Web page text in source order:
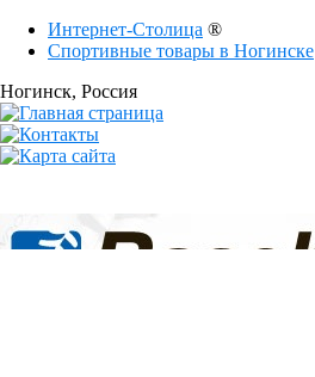
Интернет-Столица ®
Спортивные товары в Ногинске
Ногинск, Россия